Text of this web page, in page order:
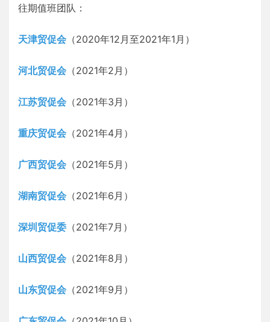
往期值班团队：
天津贸促会 （2020年12月至2021年1月）
河北贸促会 （2021年2月）
江苏贸促会 （2021年3月）
重庆贸促会 （2021年4月）
广西贸促会 （2021年5月）
湖南贸促会 （2021年6月）
深圳贸促委 （2021年7月）
山西贸促会 （2021年8月）
山东贸促会 （2021年9月）